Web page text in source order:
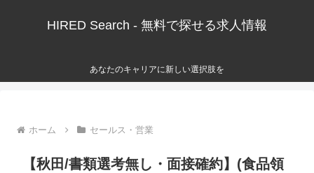
HIRED Search - 無料で探せる求人情報
あなたのキャリアに新しい選択肢を
ホーム セールス・営業
【秋田/書類選考無し・面接確約】(食品領